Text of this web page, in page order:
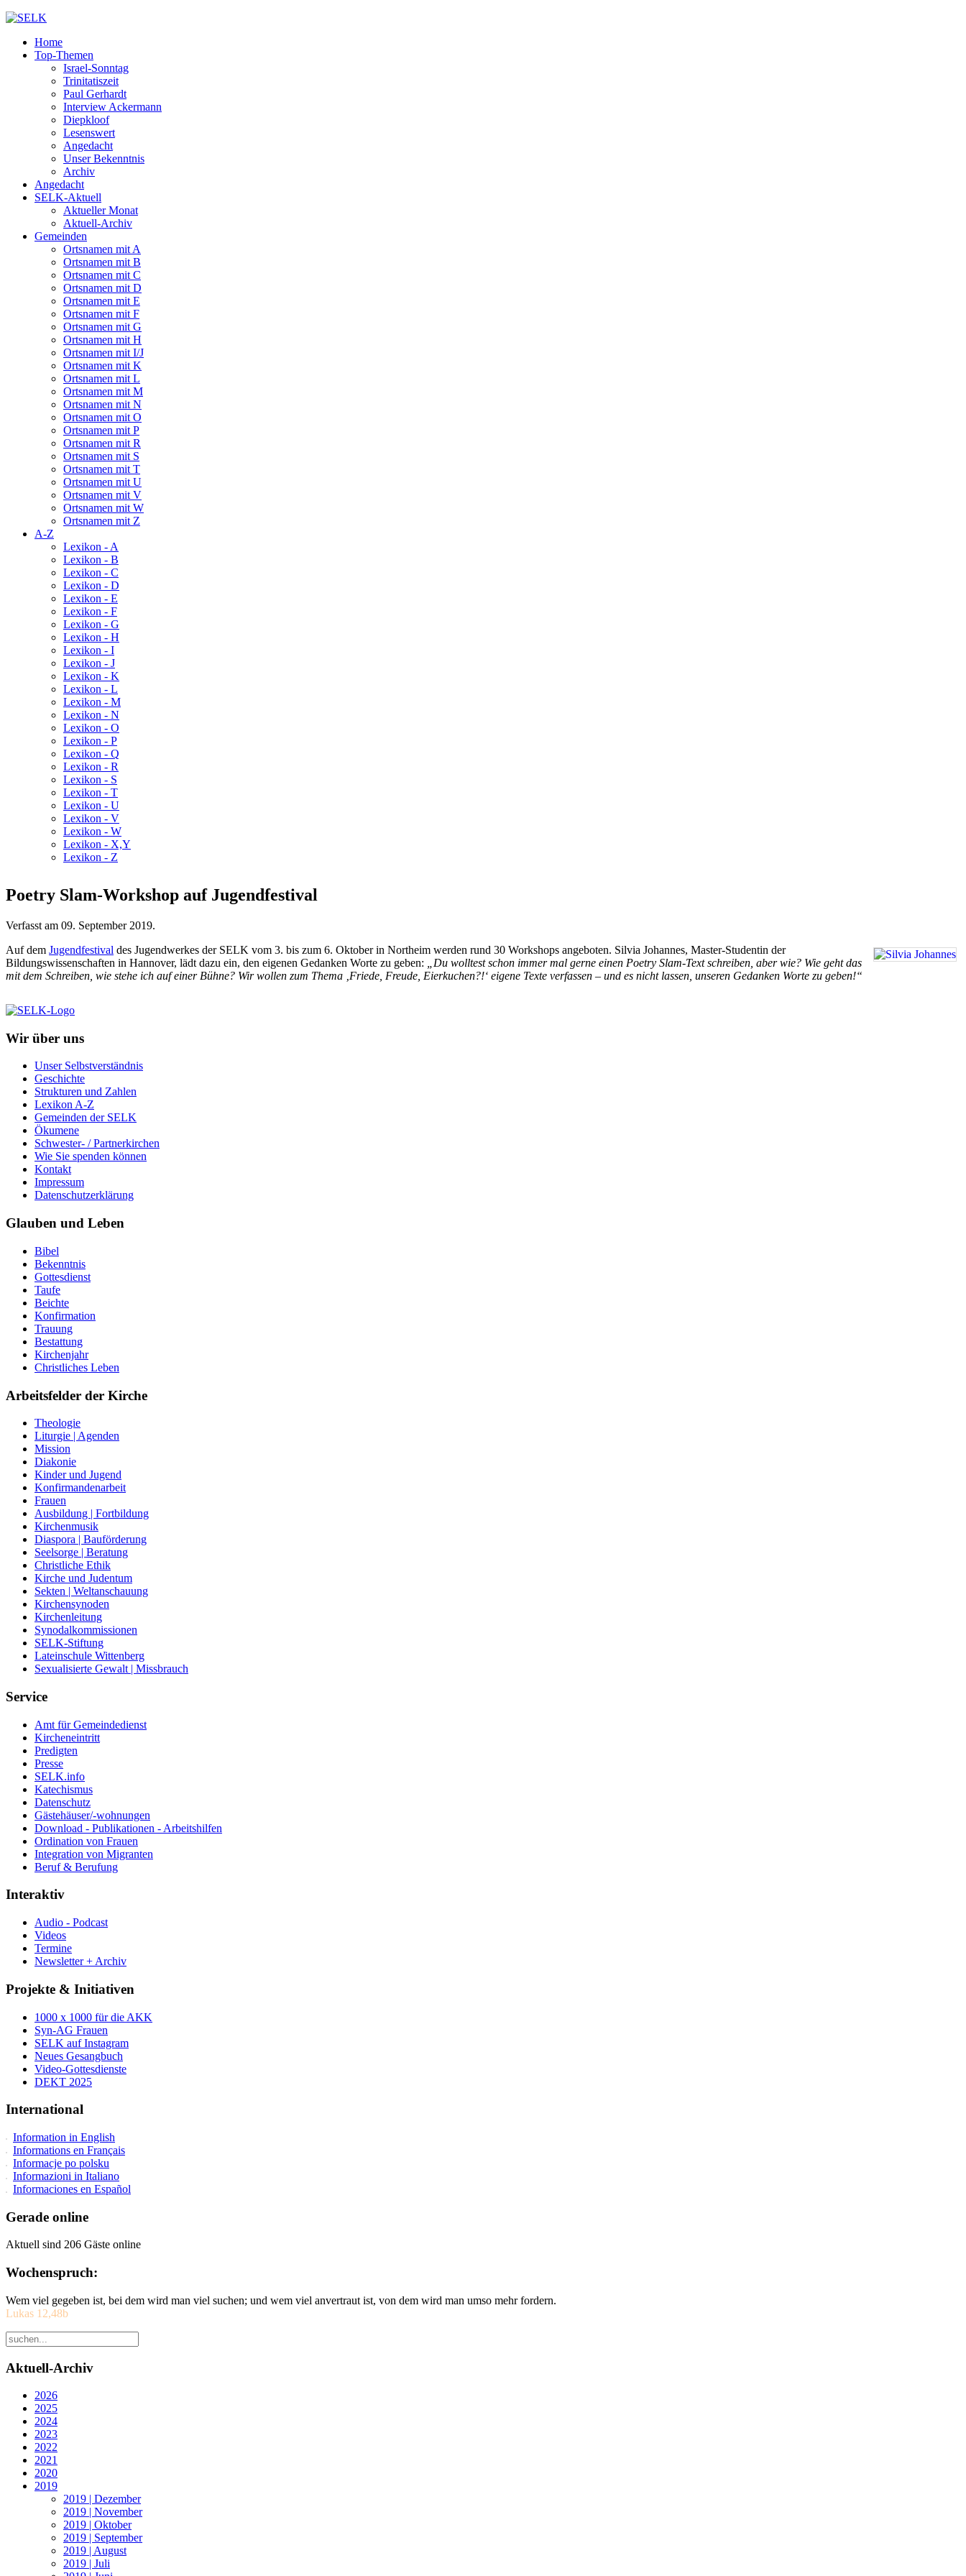
Home
Top-Themen
Israel-Sonntag
Trinitatiszeit
Paul Gerhardt
Interview Ackermann
Diepkloof
Lesenswert
Angedacht
Unser Bekenntnis
Archiv
Angedacht
SELK-Aktuell
Aktueller Monat
Aktuell-Archiv
Gemeinden
Ortsnamen mit A
Ortsnamen mit B
Ortsnamen mit C
Ortsnamen mit D
Ortsnamen mit E
Ortsnamen mit F
Ortsnamen mit G
Ortsnamen mit H
Ortsnamen mit I/J
Ortsnamen mit K
Ortsnamen mit L
Ortsnamen mit M
Ortsnamen mit N
Ortsnamen mit O
Ortsnamen mit P
Ortsnamen mit R
Ortsnamen mit S
Ortsnamen mit T
Ortsnamen mit U
Ortsnamen mit V
Ortsnamen mit W
Ortsnamen mit Z
A-Z
Lexikon - A
Lexikon - B
Lexikon - C
Lexikon - D
Lexikon - E
Lexikon - F
Lexikon - G
Lexikon - H
Lexikon - I
Lexikon - J
Lexikon - K
Lexikon - L
Lexikon - M
Lexikon - N
Lexikon - O
Lexikon - P
Lexikon - Q
Lexikon - R
Lexikon - S
Lexikon - T
Lexikon - U
Lexikon - V
Lexikon - W
Lexikon - X,Y
Lexikon - Z
Poetry Slam-Workshop auf Jugendfestival
Verfasst am 09. September 2019.
Auf dem Jugendfestival des Jugendwerkes der SELK vom 3. bis zum 6. Oktober in Northeim werden rund 30 Workshops angeboten. Silvia Johannes, Master-Studentin der
Bildungswissenschaften in Hannover, lädt dazu ein, den eigenen Gedanken Worte zu geben: „Du wolltest schon immer mal gerne einen Poetry Slam-Text schreiben, aber wie? Wie geht das
mit dem Schreiben, wie stehe ich auf einer Bühne? Wir wollen zum Thema ‚Friede, Freude, Eierkuchen?!‘ eigene Texte verfassen – und es nicht lassen, unseren Gedanken Worte zu geben!“
Wir über uns
Unser Selbstverständnis
Geschichte
Strukturen und Zahlen
Lexikon A-Z
Gemeinden der SELK
Ökumene
Schwester- / Partnerkirchen
Wie Sie spenden können
Kontakt
Impressum
Datenschutzerklärung
Glauben und Leben
Bibel
Bekenntnis
Gottesdienst
Taufe
Beichte
Konfirmation
Trauung
Bestattung
Kirchenjahr
Christliches Leben
Arbeitsfelder der Kirche
Theologie
Liturgie | Agenden
Mission
Diakonie
Kinder und Jugend
Konfirmandenarbeit
Frauen
Ausbildung | Fortbildung
Kirchenmusik
Diaspora | Bauförderung
Seelsorge | Beratung
Christliche Ethik
Kirche und Judentum
Sekten | Weltanschauung
Kirchensynoden
Kirchenleitung
Synodalkommissionen
SELK-Stiftung
Lateinschule Wittenberg
Sexualisierte Gewalt | Missbrauch
Service
Amt für Gemeindedienst
Kircheneintritt
Predigten
Presse
SELK.info
Katechismus
Datenschutz
Gästehäuser/-wohnungen
Download - Publikationen - Arbeitshilfen
Ordination von Frauen
Integration von Migranten
Beruf & Berufung
Interaktiv
Audio - Podcast
Videos
Termine
Newsletter + Archiv
Projekte & Initiativen
1000 x 1000 für die AKK
Syn-AG Frauen
SELK auf Instagram
Neues Gesangbuch
Video-Gottesdienste
DEKT 2025
International
Information in English
Informations en Français
Informacje po polsku
Informazioni in Italiano
Informaciones en Español
Gerade online
Aktuell sind 206 Gäste online
Wochenspruch:
Wem viel gegeben ist, bei dem wird man viel suchen; und wem viel anvertraut ist, von dem wird man umso mehr fordern.
Lukas 12,48b
Aktuell-Archiv
2026
2025
2024
2023
2022
2021
2020
2019
2019 | Dezember
2019 | November
2019 | Oktober
2019 | September
2019 | August
2019 | Juli